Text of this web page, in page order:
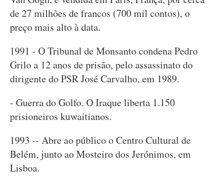
de 27 milhões de francos (700 mil contos), o
preço mais alto à data.
1991 - O Tribunal de Monsanto condena Pedro
Grilo a 12 anos de prisão, pelo assassinato do
dirigente do PSR José Carvalho, em 1989.
- Guerra do Golfo. O Iraque liberta 1.150
prisioneiros kuwaitianos.
1993 -- Abre ao público o Centro Cultural de
Belém, junto ao Mosteiro dos Jerónimos, em
Lisboa.